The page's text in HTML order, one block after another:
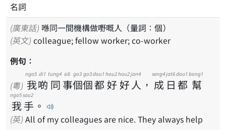
名詞
(廣東話) 喺同一間機構做嘢嘅人（量詞：個）
(英文) colleague; fellow worker; co-worker
例句：
(粵) 我
ngo5
啲
di1
同
tung4
事
si6
個
go3
個
go3
都
dou1
好
hou2
好
hou2
人
jan4
， 成
seng4
日
jat6
都
dou1
幫
bong1
我
ngo5
手
sau2
。
(英) All of my colleagues are nice. They always help